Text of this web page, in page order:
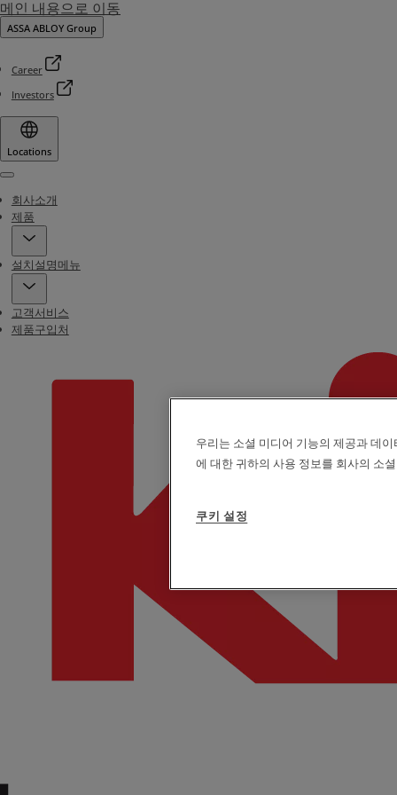
메인 내용으로 이동
ASSA ABLOY Group
Career
Investors
Locations
Menu
회사소개
제품
설치설명메뉴
고객서비스
제품구입처
우리는 소셜 미디어 기능의 제공과 데
에 대한 귀하의 사용 정보를 회사의 소
쿠키 설정